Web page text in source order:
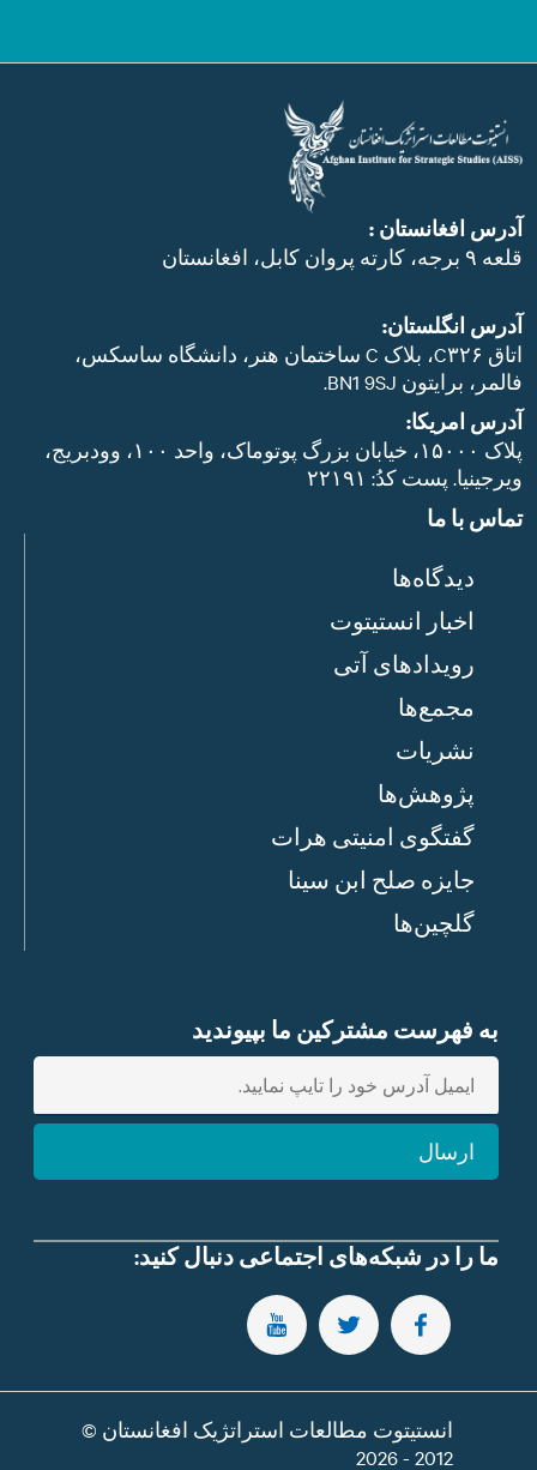
آدرس افغانستان :
قلعه ۹ برجه، کارته پروان کابل، افغانستان
آدرس انگلستان:
اتاق C۳۲۶، بلاک C ساختمان هنر، دانشگاه ساسکس،
فالمر، برایتون BN1 9SJ.
آدرس امریکا:
پلاک ۱۵۰۰۰، خیابان بزرگ پوتوماک، واحد ۱۰۰، وودبریج،
ویرجینیا. پست‌ کدُ: ۲۲۱۹۱
تماس با ما
دیدگاه‌ها
اخبار انستیتوت
رویدادهای آتی
مجمع‌ها
نشریات
پژوهش‌ها
گفتگوی امنیتی هرات
جایزه صلح ابن سینا
گلچین‌ها
به فهرست مشترکین ما بپیوندید
E
t
m
ارسال
ما را در شبکه‌های اجتماعی دنبال کنید:
FOLLOW US ON FACEBOOK
FOLLOW US ON TWITTER
SUBSCRIBE TO OUR YOUTUBE CHANNEL
انستیتوت مطالعات استراتژیک افغانستان ©
2012 - 2026